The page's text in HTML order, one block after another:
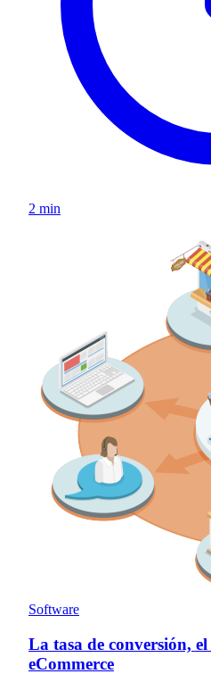
2 min
Software
La tasa de conversión,
eCommerce